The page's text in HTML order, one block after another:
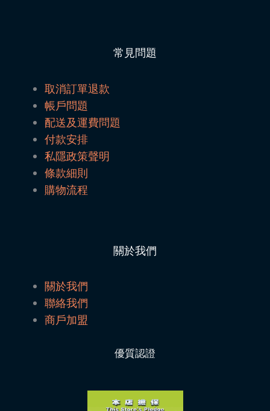
常見問題
取消訂單退款
帳戶問題
配送及運費問題
付款安排
私隱政策聲明
條款細則
購物流程
關於我們
關於我們
聯絡我們
商戶加盟
優質認證